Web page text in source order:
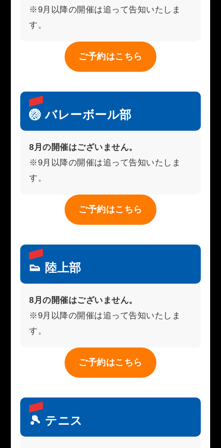
※9月以降の開催は追って告知いたしま
す。
ご予約はこちら
🏐 バレーボール部
8月の開催はございません。
※9月以降の開催は追って告知いたしま
す。
ご予約はこちら
👟 陸上部
8月の開催はございません。
※9月以降の開催は追って告知いたしま
す。
ご予約はこちら
🎾 テニス